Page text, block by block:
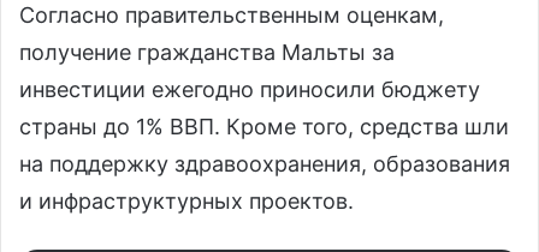
Согласно правительственным оценкам,
получение гражданства Мальты за
инвестиции ежегодно приносили бюджету
страны до 1% ВВП. Кроме того, средства шли
на поддержку здравоохранения, образования
и инфраструктурных проектов.